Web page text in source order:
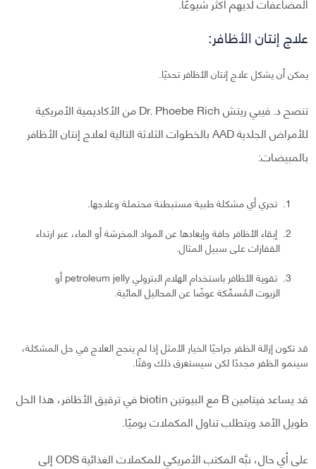
علاج إنتان الأظافر:
يمكن أن يشكل علاج إنتان الأظافر تحديًا.
تنصح د. فيبي ريتش Dr. Phoebe Rich من الأكاديمية الأمريكية
للأمراض الجلدية AAD بالخطوات الثلاثة التالية لعلاج إنتان الأظافر
بالمبيضات:
تحري أي مشكلة طبية مستبطنة محتملة وعلاجها.
إبقاء الأظافر جافة وإبعادها عن المواد المخرشة أو الماء، عبر ارتداء
القفازات على سبيل المثال.
تقوية الأظافر باستخدام الهلام البترولي petroleum jelly أو
الزيوت المُسمِّكة عوضًا عن المحاليل المائية.
قد تكون إزالة الظفر جراحيًا الخيار الأمثل إذا لم ينجح العلاج في حل المشكلة،
سينمو الظفر مجددًا لكن سيستغرق ذلك وقتًا.
قد يساعد فيتامين B مع البيوتين biotin في ترقيق الأظافر، هذا الحل
طويل الأمد ويتطلب تناول المكملات يوميًا.
على أي حال، نبَّه المكتب الأمريكي للمكملات الغذائية ODS إلى